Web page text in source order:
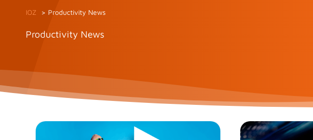
IOZ Productivity News
Productivity News